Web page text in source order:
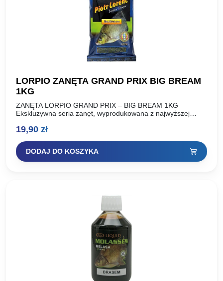
LORPIO ZANĘTA GRAND PRIX BIG BREAM
1KG
ZANĘTA LORPIO GRAND PRIX – BIG BREAM 1KG
Ekskluzywna seria zanęt, wyprodukowana z najwyższej
Piotra Lorenca, Mistrza Europy, indywidualnego
19,90 zł
DODAJ DO KOSZYKA